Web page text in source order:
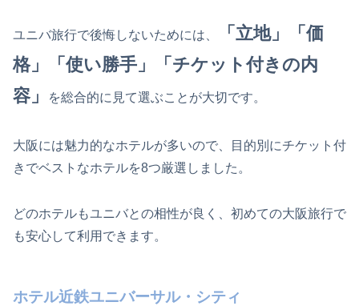
ユニバ旅行で後悔しないためには、
「立地」「価
格」「使い勝手」「チケット付きの内
容」
を総合的に見て選ぶことが大切です。
大阪には魅力的なホテルが多いので、目的別にチケット付
きでベストなホテルを8つ厳選しました。
どのホテルもユニバとの相性が良く、初めての大阪旅行で
も安心して利用できます。
ホテル近鉄ユニバーサル・シティ